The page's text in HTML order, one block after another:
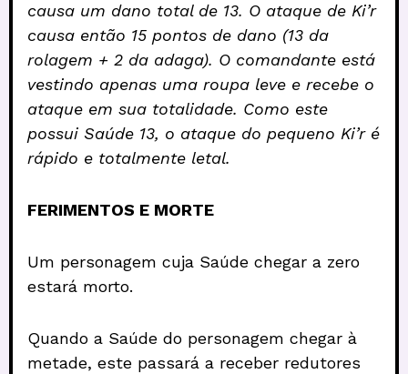
causa um dano total de 13. O ataque de Ki’r
causa então 15 pontos de dano (13 da
rolagem + 2 da adaga). O comandante está
vestindo apenas uma roupa leve e recebe o
ataque em sua totalidade. Como este
possui Saúde 13, o ataque do pequeno Ki’r é
rápido e totalmente letal.
FERIMENTOS E MORTE
Um personagem cuja Saúde chegar a zero
estará morto.
Quando a Saúde do personagem chegar à
metade, este passará a receber redutores